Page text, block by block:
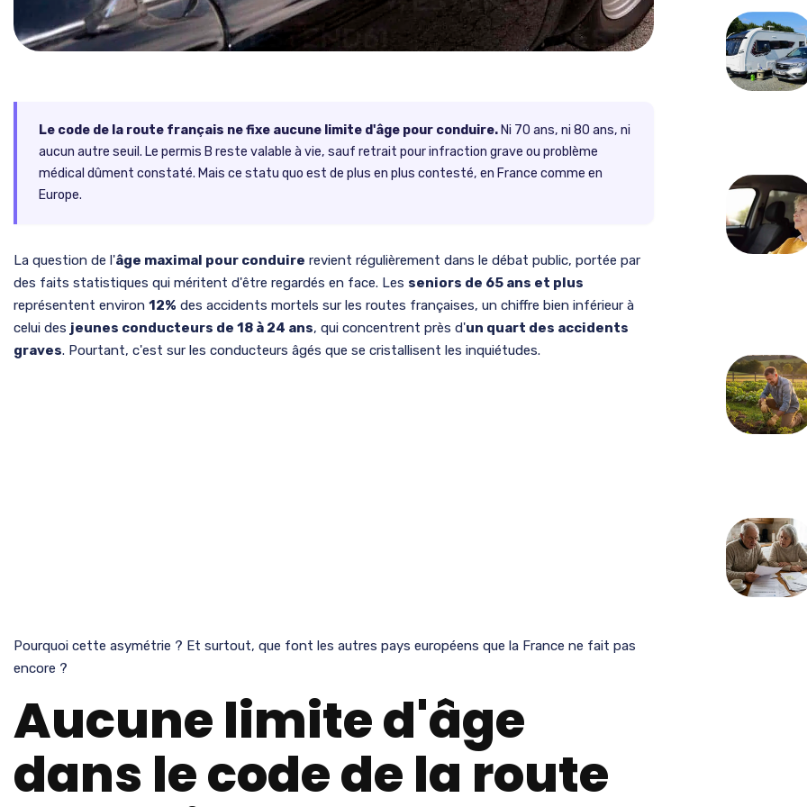
Le code de la route français ne fixe aucune limite d'âge pour conduire. Ni 70 ans, ni 80 ans, ni
aucun autre seuil. Le permis B reste valable à vie, sauf retrait pour infraction grave ou problème
médical dûment constaté. Mais ce statu quo est de plus en plus contesté, en France comme en
Europe.
La question de l'âge maximal pour conduire revient régulièrement dans le débat public, portée par
des faits statistiques qui méritent d'être regardés en face. Les seniors de 65 ans et plus
représentent environ 12% des accidents mortels sur les routes françaises, un chiffre bien inférieur à
celui des jeunes conducteurs de 18 à 24 ans, qui concentrent près d'un quart des accidents
graves. Pourtant, c'est sur les conducteurs âgés que se cristallisent les inquiétudes.
Pourquoi cette asymétrie ? Et surtout, que font les autres pays européens que la France ne fait pas
encore ?
Aucune limite d'âge
dans le code de la route